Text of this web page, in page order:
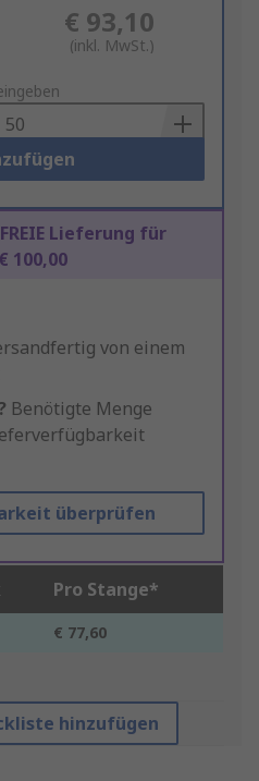
€ 93,10
(inkl. MwSt.)
Lieferung für
100,00
von einem
Benötigte Menge
überprüfen
Pro Stange*
€ 77,60
hinzufügen